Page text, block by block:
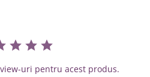
uri pentru acest produs.